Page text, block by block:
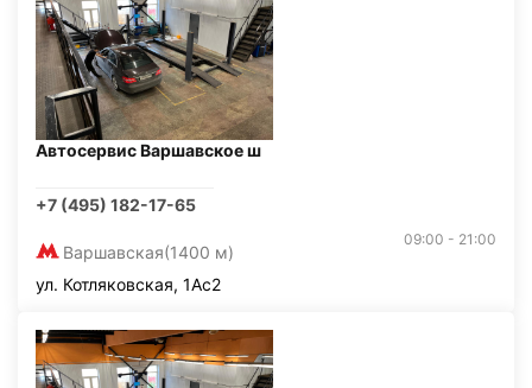
Автосервис Варшавское ш
+7 (495) 182-17-65
Варшавская(1400 м)
09:00 - 21:00
ул. Котляковская, 1Ас2